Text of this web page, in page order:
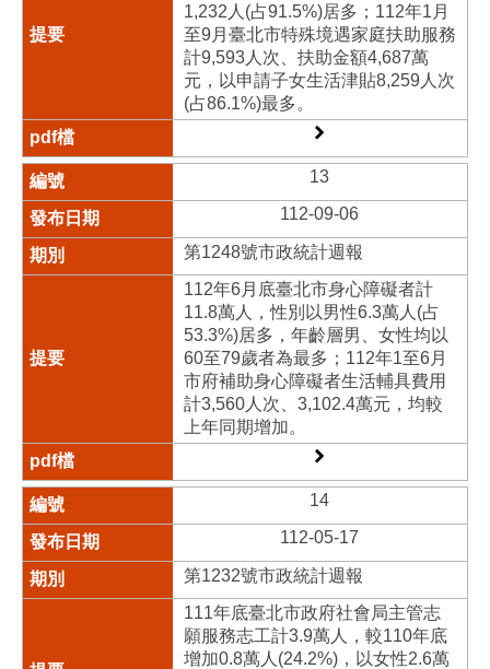
1,232人(占91.5%)居多；112年1月
至9月臺北市特殊境遇家庭扶助服務
計9,593人次、扶助金額4,687萬
元，以申請子女生活津貼8,259人次
(占86.1%)最多。
13
112-09-06
第1248號市政統計週報
112年6月底臺北市身心障礙者計
11.8萬人，性別以男性6.3萬人(占
53.3%)居多，年齡層男、女性均以
60至79歲者為最多；112年1至6月
市府補助身心障礙者生活輔具費用
計3,560人次、3,102.4萬元，均較
上年同期增加。
14
112-05-17
第1232號市政統計週報
111年底臺北市政府社會局主管志
願服務志工計3.9萬人，較110年底
增加0.8萬人(24.2%)，以女性2.6萬